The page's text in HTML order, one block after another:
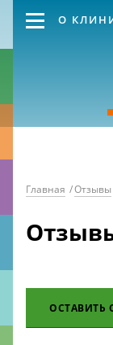
О
Главная /Отзывы
ОСТАВИТЬ